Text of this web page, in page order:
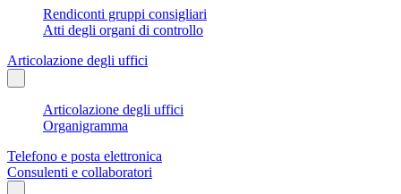
Rendiconti gruppi consigliari
Atti degli organi di controllo
Articolazione degli uffici
Articolazione degli uffici
Organigramma
Telefono e posta elettronica
Consulenti e collaboratori